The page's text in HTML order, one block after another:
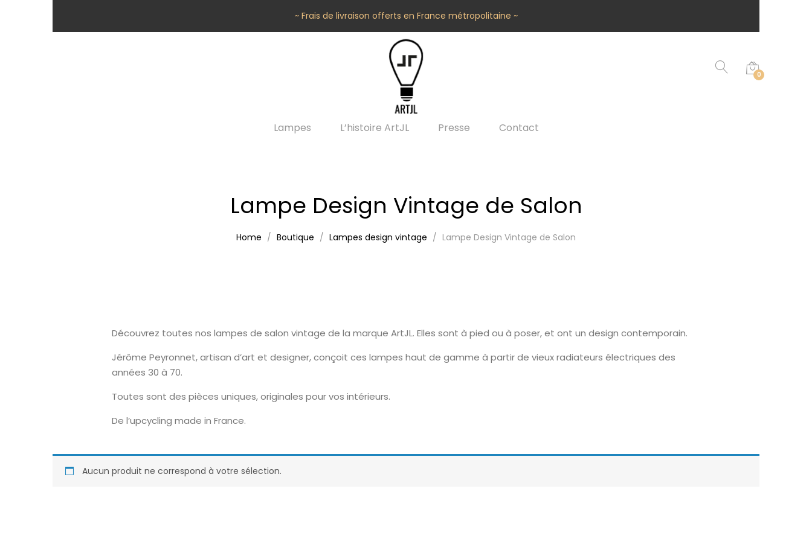
~ Frais de livraison offerts en France métropolitaine ~
0
Lampes L’histoire ArtJL Presse Contact
Lampe Design Vintage de Salon
Home Boutique Lampes design vintage Lampe Design Vintage de Salon
Découvrez toutes nos lampes de salon vintage de la marque ArtJL. Elles sont à pied ou à poser, et ont un design contemporain.
Jérôme Peyronnet, artisan d’art et designer, conçoit ces lampes haut de gamme à partir de vieux radiateurs électriques des
années 30 à 70.
Toutes sont des pièces uniques, originales pour vos intérieurs.
De l’upcycling made in France.
Aucun produit ne correspond à votre sélection.